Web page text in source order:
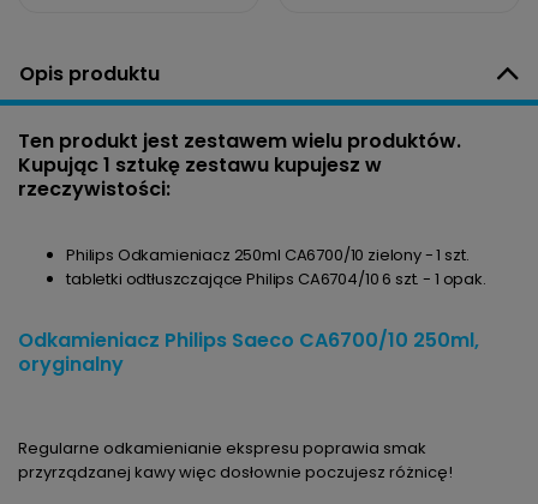
Opis produktu
Ten produkt jest zestawem wielu produktów.
Kupując 1 sztukę zestawu kupujesz w
rzeczywistości:
Philips Odkamieniacz 250ml CA6700/10 zielony - 1 szt.
tabletki odtłuszczające Philips CA6704/10 6 szt. - 1 opak.
Odkamieniacz Philips Saeco CA6700/10 250ml,
oryginalny
Regularne odkamienianie ekspresu poprawia smak
przyrządzanej kawy więc dosłownie poczujesz różnicę!